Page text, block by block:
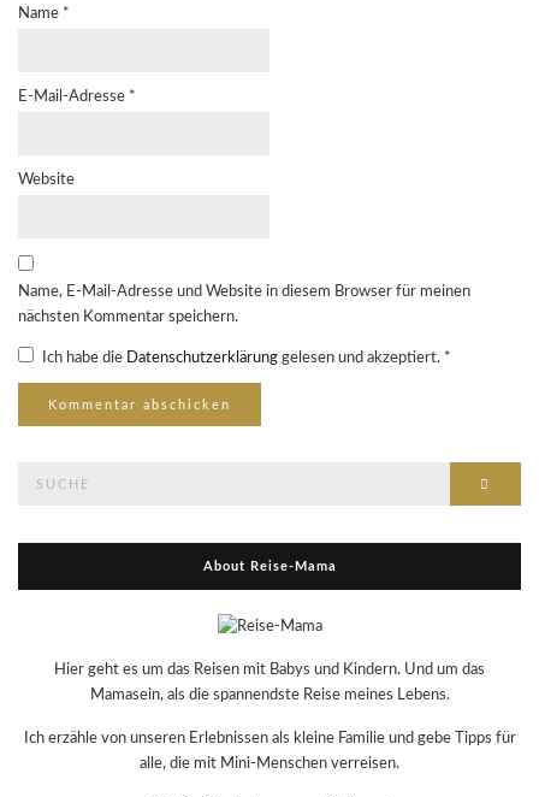
Name *
E-Mail-Adresse *
Website
Name, E-Mail-Adresse und Website in diesem Browser für meinen
nächsten Kommentar speichern.
Ich habe die Datenschutzerklärung gelesen und akzeptiert. *
About Reise-Mama
Hier geht es um das Reisen mit Babys und Kindern. Und um das
Mamasein, als die spannendste Reise meines Lebens.
Ich erzähle von unseren Erlebnissen als kleine Familie und gebe Tipps für
alle, die mit Mini-Menschen verreisen.